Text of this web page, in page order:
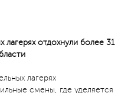
лагерях отдохнули более 31
лагерях
смены, где уделяется